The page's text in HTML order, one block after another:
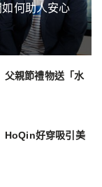
何助人安心
父親節禮物送「水
HoQin好穿吸引美